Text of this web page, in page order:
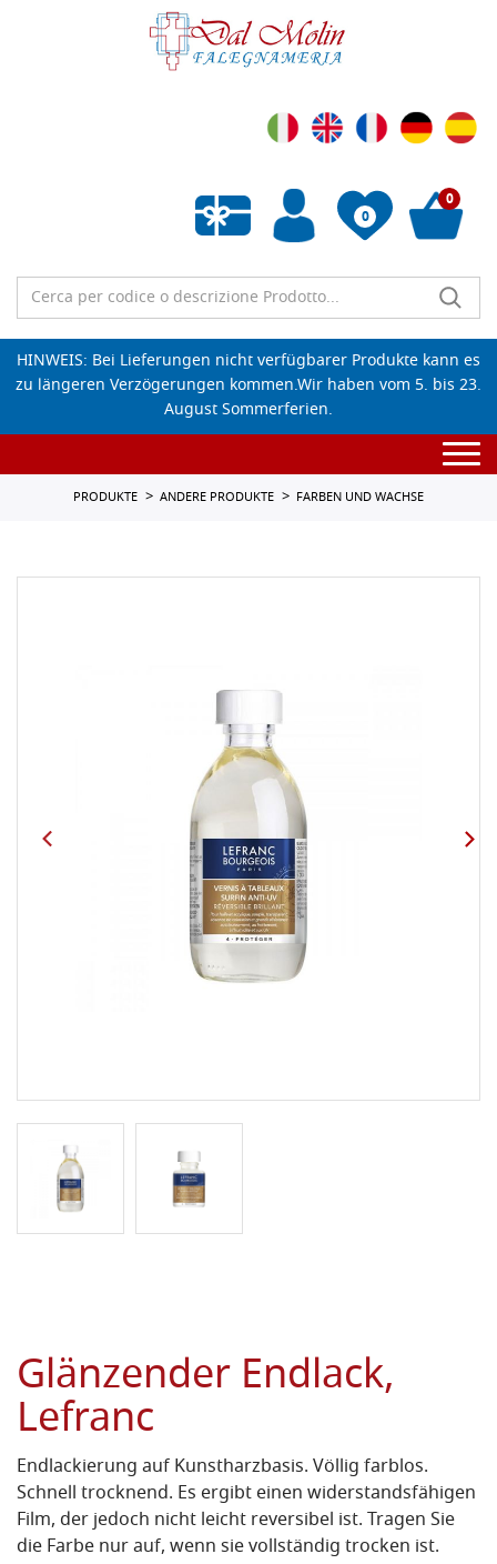
0
Wunschliste leeren
0
HINWEIS: Bei Lieferungen nicht verfügbarer Produkte kann es
zu längeren Verzögerungen kommen.Wir haben vom 5. bis 23.
August Sommerferien.
PRODUKTE ANDERE PRODUKTE FARBEN UND WACHSE
Glänzender Endlack,
Lefranc
Endlackierung auf Kunstharzbasis.Völlig farblos.
Schnell trocknend. Es ergibt einen widerstandsfähigen
Film, der jedoch nicht leicht reversibel ist.Tragen Sie
die Farbe nur auf, wenn sie vollständig trocken ist.